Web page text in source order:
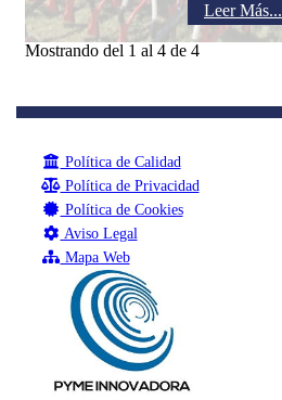
Leer Más...
Mostrando del 1 al 4 de 4
Política de Calidad
Política de Privacidad
Política de Cookies
Aviso Legal
Mapa Web